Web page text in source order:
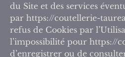
du Site et des services
par https://coutellerie-
refus de Cookies par
l’impossibilité pour https://
d’enregistrer ou de